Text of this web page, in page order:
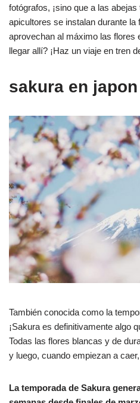
fotógrafos, ¡sino que a las
apicultores se instalan durante
aprovechan al máximo las flores
llegar allí? ¡Haz un viaje en tren
sakura en japon
También conocida como la
¡Sakura es definitivamente algo
Todas las flores blancas y de
y luego, cuando empiezan a
La temporada de Sakura